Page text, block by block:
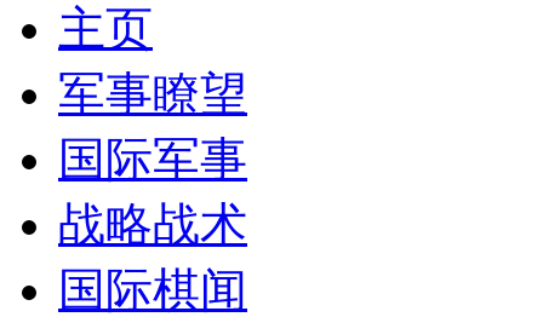
主页
军事瞭望
国际军事
战略战术
国际棋闻